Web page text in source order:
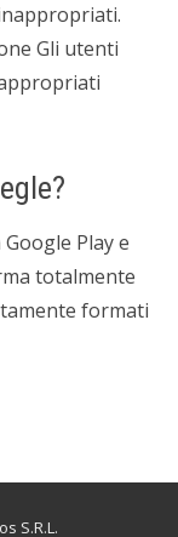
Gli utenti
Play e
totalmente
formati
S.R.L.